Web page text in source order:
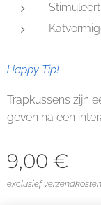
Happy Tip!
Trapkussens zijn
geven na een
9,00 €
exclusief verzendkosten